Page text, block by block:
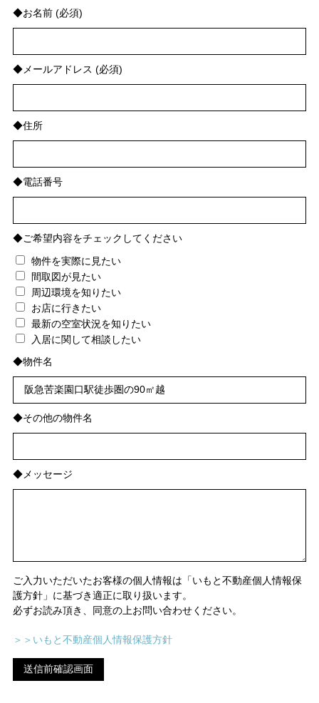
◆お名前 (必須)
◆メールアドレス (必須)
◆住所
◆電話番号
◆ご希望内容をチェックしてください
物件を実際に見たい
間取図が見たい
周辺環境を知りたい
お店に行きたい
最新の空室状況を知りたい
入居に関して相談したい
◆物件名
◆その他の物件名
◆メッセージ
ご入力いただいたお客様の個人情報は「いもと不動産個人情報保
護方針」に基づき適正に取り扱います。
必ずお読み頂き、同意の上お問い合わせください。
＞＞いもと不動産個人情報保護方針